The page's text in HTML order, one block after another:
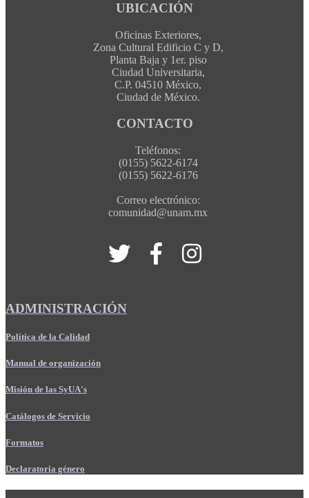
UBICACIÓN
Oficinas Exteriores,
Zona Cultural Edificio C y D,
Planta Baja y 1er. piso
Ciudad Universitaria,
C.P. 04510 México,
Ciudad de México.
CONTACTO
Teléfonos:
(0155) 5622-6174
(0155) 5622-6176
Correo electrónico:
comunidad@unam.mx
ADMINISTRACIÓN
Política de la Calidad
Manual de organización
Misión de las SyUA's
Catálogos de Servicio
Formatos
Declaratoria género